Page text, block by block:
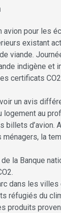
avion pour les
existant
viande.
indigène
certificats
un avis
logement au
billets d’avion.
la
la Banque
dans les
réfugiés du
produits